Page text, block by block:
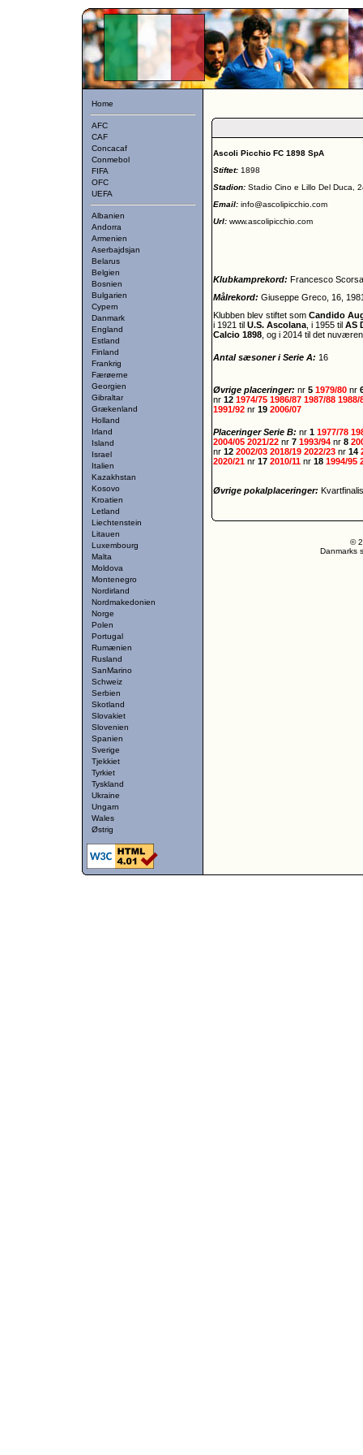
Home
AFC
CAF
Concacaf
Conmebol
FIFA
OFC
UEFA
Albanien
Andorra
Armenien
Aserbajdsjan
Belarus
Belgien
Bosnien
Bulgarien
Cypern
Danmark
England
Estland
Finland
Frankrig
Færøerne
Georgien
Gibraltar
Grækenland
Holland
Irland
Island
Israel
Italien
Kazakhstan
Kosovo
Kroatien
Letland
Liechtenstein
Litauen
Luxembourg
Malta
Moldova
Montenegro
Nordirland
Nordmakedonien
Norge
Polen
Portugal
Rumænien
Rusland
SanMarino
Schweiz
Serbien
Skotland
Slovakiet
Slovenien
Spanien
Sverige
Tjekkiet
Tyrkiet
Tyskland
Ukraine
Ungarn
Wales
Østrig
Ascoli Picchio FC 1898 SpA
Stiftet: 1898
Stadion: Stadio Cino e Lillo Del Duca,
Email: info@ascolipicchio.com
Url: www.ascolipicchio.com
Klubkamprekord: Francesco
Målrekord: Giuseppe Greco, 16,
Klubben blev stiftet som Candido
i 1921 til U.S. Ascolana , i 1955 til AS
Calcio 1898 , og i 2014 til det
Antal sæsoner i Serie A: 16
Øvrige placeringer: nr 5 1979/80 nr
nr 12 1974/75 1986/87 1987/88 1988/
1991/92 nr 19 2006/07
Placeringer Serie B: nr 1 1977/78
2004/05 2021/22 nr 7 1993/94 nr 8
nr 12 2002/03 2018/19 2022/23 nr 14
2020/21 nr 17 2010/11 nr 18 1994/95
Øvrige pokalplaceringer:
©
Danmarks